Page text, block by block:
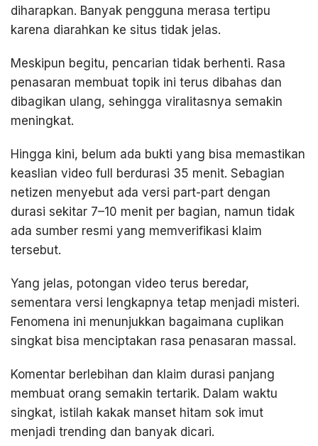
diharapkan. Banyak pengguna merasa tertipu
karena diarahkan ke situs tidak jelas.
Meskipun begitu, pencarian tidak berhenti. Rasa
penasaran membuat topik ini terus dibahas dan
dibagikan ulang, sehingga viralitasnya semakin
meningkat.
Hingga kini, belum ada bukti yang bisa memastikan
keaslian video full berdurasi 35 menit. Sebagian
netizen menyebut ada versi part-part dengan
durasi sekitar 7–10 menit per bagian, namun tidak
ada sumber resmi yang memverifikasi klaim
tersebut.
Yang jelas, potongan video terus beredar,
sementara versi lengkapnya tetap menjadi misteri.
Fenomena ini menunjukkan bagaimana cuplikan
singkat bisa menciptakan rasa penasaran massal.
Komentar berlebihan dan klaim durasi panjang
membuat orang semakin tertarik. Dalam waktu
singkat, istilah kakak manset hitam sok imut
menjadi trending dan banyak dicari.